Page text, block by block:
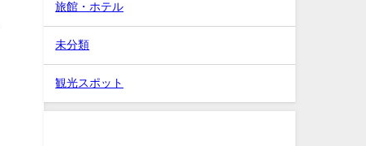
旅館・ホテル
未分類
観光スポット